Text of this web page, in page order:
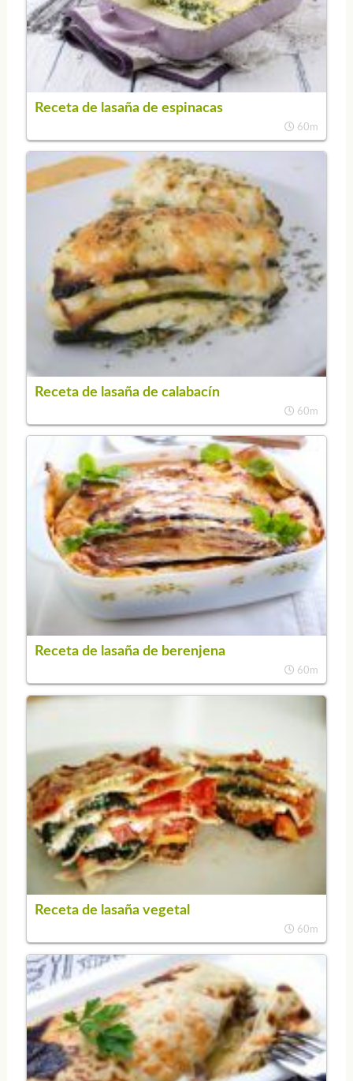
Receta de lasaña de espinacas
60m
Receta de lasaña de calabacín
60m
Receta de lasaña de berenjena
60m
Receta de lasaña vegetal
60m